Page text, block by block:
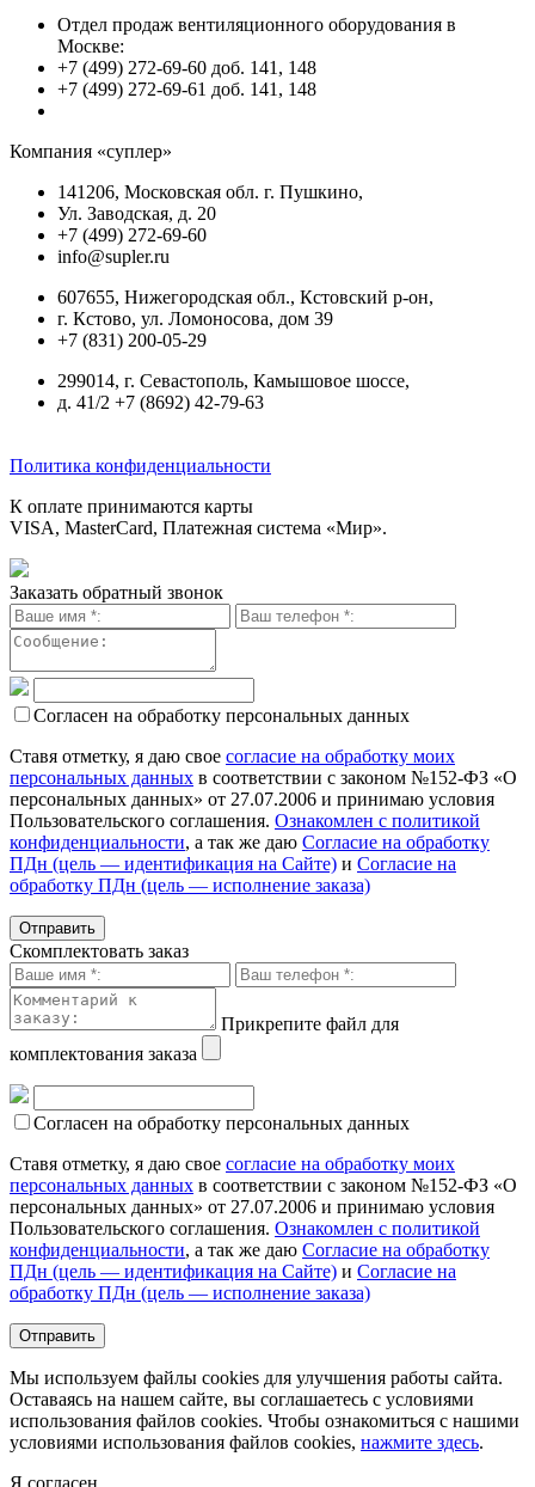
Отдел продаж вентиляционного оборудования в
Москве:
+7 (499) 272-69-60 доб. 141, 148
+7 (499) 272-69-61 доб. 141, 148
Компания «суплер»
141206, Московская обл. г. Пушкино,
Ул. Заводская, д. 20
+7 (499) 272-69-60
info@supler.ru
607655, Нижегородская обл., Кстовский р-он,
г. Кстово, ул. Ломоносова, дом 39
+7 (831) 200-05-29
299014, г. Севастополь, Камышовое шоссе,
д. 41/2 +7 (8692) 42-79-63
Политика конфиденциальности
К оплате принимаются карты
VISA, MasterCard, Платежная система «Мир».
Заказать обратный звонок
Согласен на обработку персональных данных
Ставя отметку, я даю свое согласие на обработку моих
персональных данных в соответствии с законом №152-ФЗ «О
персональных данных» от 27.07.2006 и принимаю условия
Пользовательского соглашения. Ознакомлен с политикой
конфиденциальности, а так же даю Согласие на обработку
ПДн (цель — идентификация на Сайте) и Согласие на
обработку ПДн (цель — исполнение заказа)
Скомплектовать заказ
Прикрепите файл для
комплектования заказа
Согласен на обработку персональных данных
Ставя отметку, я даю свое согласие на обработку моих
персональных данных в соответствии с законом №152-ФЗ «О
персональных данных» от 27.07.2006 и принимаю условия
Пользовательского соглашения. Ознакомлен с политикой
конфиденциальности, а так же даю Согласие на обработку
ПДн (цель — идентификация на Сайте) и Согласие на
обработку ПДн (цель — исполнение заказа)
Мы используем файлы cookies для улучшения работы сайта.
Оставаясь на нашем сайте, вы соглашаетесь с условиями
использования файлов cookies. Чтобы ознакомиться с нашими
условиями использования файлов cookies, нажмите здесь.
Я согласен